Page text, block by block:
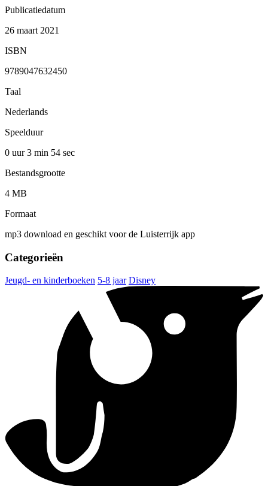
Publicatiedatum
26 maart 2021
ISBN
9789047632450
Taal
Nederlands
Speelduur
0 uur 3 min 54 sec
Bestandsgrootte
4 MB
Formaat
mp3 download en geschikt voor de Luisterrijk app
Categorieën
Jeugd- en kinderboeken 5-8 jaar Disney